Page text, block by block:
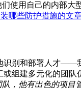
使用自己的内部大
哪些防护措施的文
识别和部署人才——
组建多元化的团
，他有出色的项目